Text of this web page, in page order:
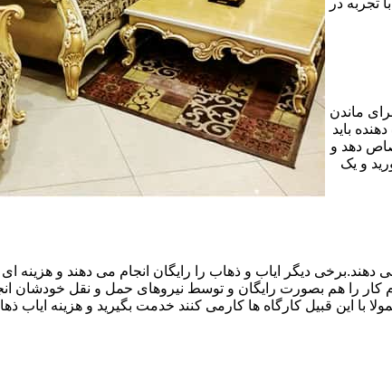
در
ماندن
باید
دهد و
و یک
دهند.برخی دیگر ایاب و ذهاب را رایگان انجام می دهند و هزینه ای
را هم بصورت رایگان و توسط نیروهای حمل و نقل خودشان
با این قبیل کارگاه ها کارمی کنند خدمت بگیرید و هزینه ایاب